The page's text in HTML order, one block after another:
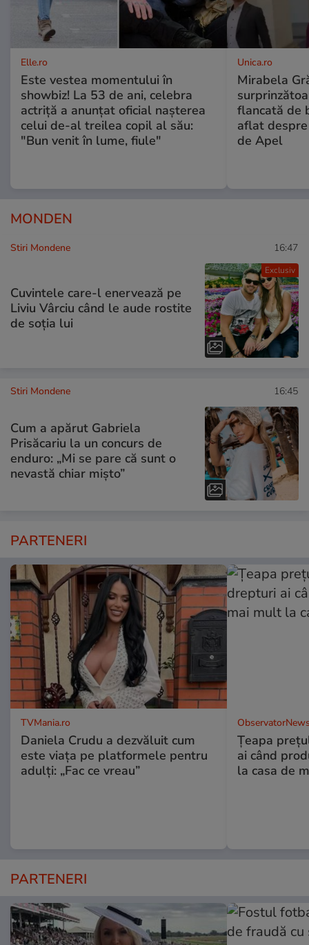
Elle.ro
Este vestea momentului în
showbiz! La 53 de ani, celebra
actriță a anunțat oficial nașterea
celui de-al treilea copil al său:
"Bun venit în lume, fiule"
Unica.ro
Mirabela
flancată de
aflat
de Apel
MONDEN
Exclusiv
Stiri Mondene 16:47
Cuvintele care-l enervează pe
Liviu Vârciu când le aude rostite
de soția lui
Stiri Mondene 16:45
Cum a apărut Gabriela
Prisăcariu la un concurs de
enduro: „Mi se pare că sunt o
nevastă chiar mișto”
PARTENERI
TVMania.ro
Daniela Crudu a dezvăluit cum
este viața pe platformele pentru
adulți: „Fac ce vreau”
Țeapa
ai când
la casa de
PARTENERI